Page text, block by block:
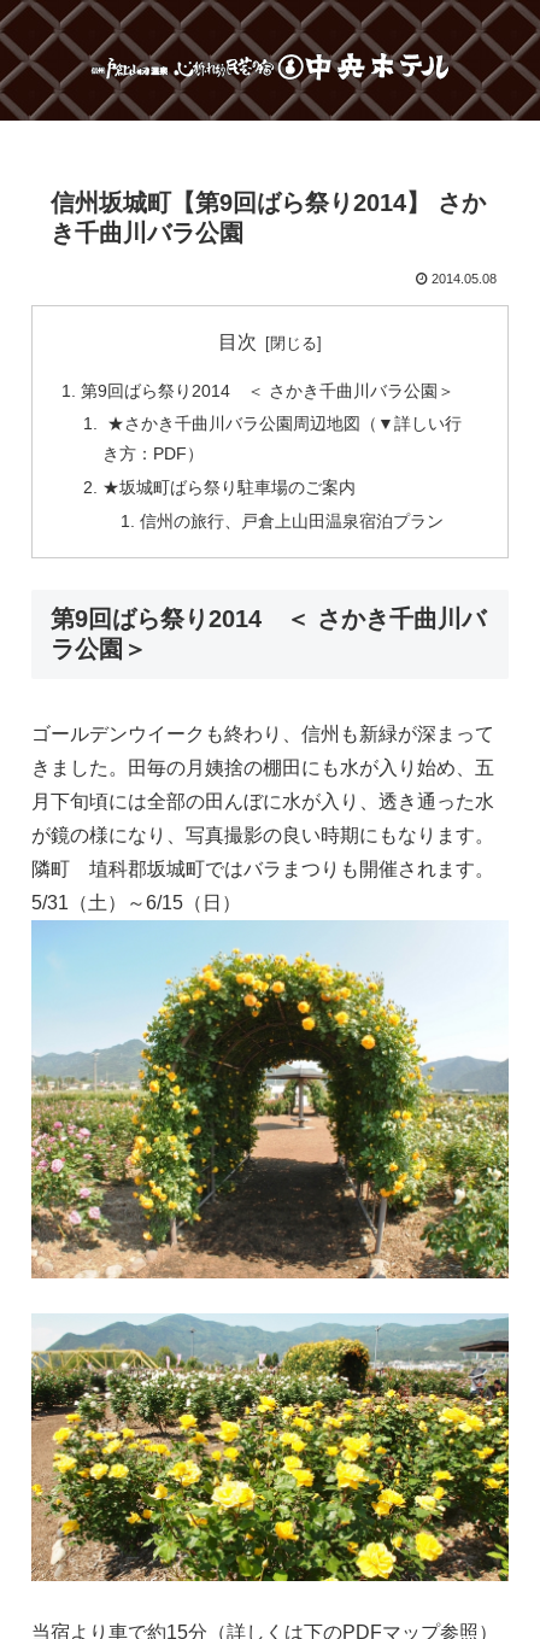
信州坂城町【第9回ばら祭り2014】 さか
き千曲川バラ公園
2014.05.08
目次
第9回ばら祭り2014 ＜ さかき千曲川バラ公園＞
★さかき千曲川バラ公園周辺地図（▼詳しい行
き方：PDF）
★坂城町ばら祭り駐車場のご案内
信州の旅行、戸倉上山田温泉宿泊プラン
第9回ばら祭り2014 ＜ さかき千曲川バ
ラ公園＞
ゴールデンウイークも終わり、信州も新緑が深まって
きました。田毎の月姨捨の棚田にも水が入り始め、五
月下旬頃には全部の田んぼに水が入り、透き通った水
が鏡の様になり、写真撮影の良い時期にもなります。
隣町 埴科郡坂城町ではバラまつりも開催されます。
5/31（土）～6/15（日）
当宿より車で約15分（詳しくは下のPDFマップ参照）